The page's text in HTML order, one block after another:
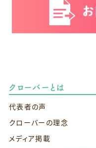
クローバーとは
代表者の声
クローバーの理念
メディア掲載